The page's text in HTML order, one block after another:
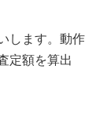
します。動作
定額を算出